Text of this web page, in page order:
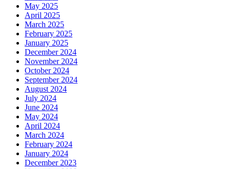
May 2025
April 2025
March 2025
February 2025
January 2025
December 2024
November 2024
October 2024
September 2024
August 2024
July 2024
June 2024
May 2024
April 2024
March 2024
February 2024
January 2024
December 2023